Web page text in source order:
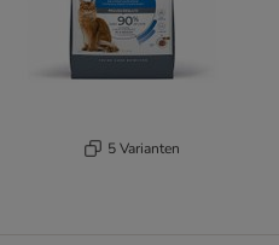
5 Varianten